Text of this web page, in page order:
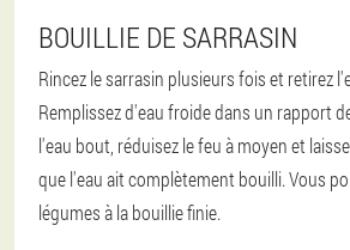
BOUILLIE DE SARRASIN
Rincez le sarrasin plusieurs fois et retirez
Remplissez d'eau froide dans un rapport
l'eau bout, réduisez le feu à moyen et
que l'eau ait complètement bouilli. Vous
légumes à la bouillie finie.